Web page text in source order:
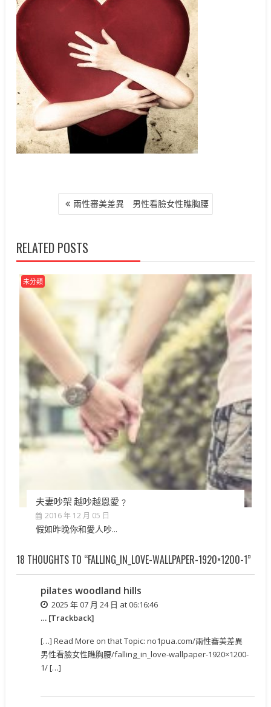
覽
兩性審美差異 男性看臉女性瞧胸腰
RELATED POSTS
未分類
夫妻吵架 越吵越恩愛﹖
2016 年 12 月 05 日
假如昨晚你和愛人吵...
18 THOUGHTS TO “FALLING_IN_LOVE-WALLPAPER-1920×1200-1”
pilates woodland hills
2025 年 07 月 24 日 at 06:16:46
… [Trackback]
[…] Read More on that Topic: no1pua.com/兩性審美差異
男性看臉女性瞧胸腰/falling_in_love-wallpaper-1920×1200-
1/ […]